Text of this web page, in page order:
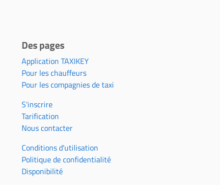
Des pages
Application TAXIKEY
Pour les chauffeurs
Pour les compagnies de taxi
S'inscrire
Tarification
Nous contacter
Conditions d'utilisation
Politique de confidentialité
Disponibilité